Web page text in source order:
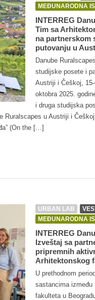
MEĐUNARODNA
INTERREG
Tim sa
na partnerskom
putovanju u
Danube
studijske posete i
Austriji i Češkoj,
oktobra 2025.
i druga studijska
Ruralscapes u Austriji i
(On the […]
URBAN LAB
MEĐUNARODNA
INTERREG
Izveštaj sa
pripremnih
Arhitektonskog
U prethodnom
sastancima između
fakulteta u